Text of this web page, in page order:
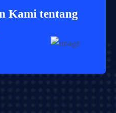
Kami tentang